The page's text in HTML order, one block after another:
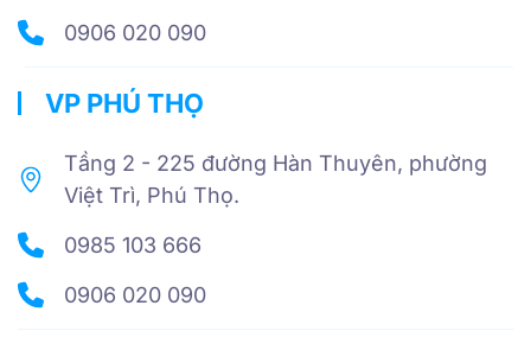
0906 020 090
VP PHÚ THỌ
Tầng 2 - 225 đường Hàn Thuyên, phường
Việt Trì, Phú Thọ.
0985 103 666
0906 020 090